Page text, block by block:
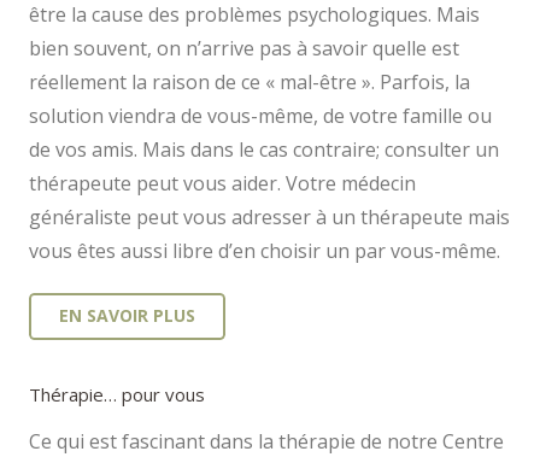
être la cause des problèmes psychologiques. Mais
bien souvent, on n’arrive pas à savoir quelle est
réellement la raison de ce « mal-être ». Parfois, la
solution viendra de vous-même, de votre famille ou
de vos amis. Mais dans le cas contraire; consulter un
thérapeute peut vous aider. Votre médecin
généraliste peut vous adresser à un thérapeute mais
vous êtes aussi libre d’en choisir un par vous-même.
EN SAVOIR PLUS
Thérapie… pour vous
Ce qui est fascinant dans la thérapie de notre Centre